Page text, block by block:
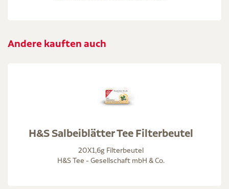
Andere kauften auch
H&S Salbeiblätter Tee Filterbeutel
20X1,6g Filterbeutel
H&S Tee - Gesellschaft mbH & Co.